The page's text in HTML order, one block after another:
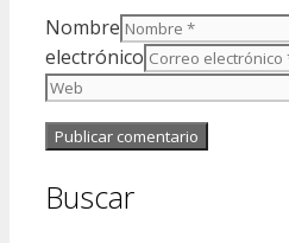
Nombre
electrónico
Buscar